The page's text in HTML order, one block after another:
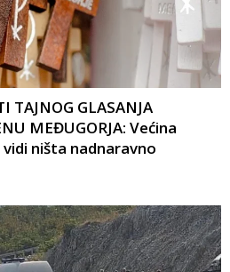
TAJNOG GLASANJA
MEĐUGORJA: Većina
ništa nadnaravno